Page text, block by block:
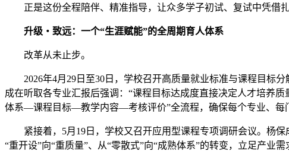
正是这份全程陪伴、精准指导，让众多学子初试、复试中凭借
升级・致远：一个“生涯赋能”的全周期育人体系
改革从未止步。
2026年4月29日至30日，学校召开高质量就业标准与课程目标
成在听取各专业汇报后强调：“课程目标达成度直接决定人才培养
体系—课程目标—教学内容—考核评价”全流程，确保每个专业、每
紧接着，5月19日，学校又召开应用型课程专项调研会议。杨
“重开设”向“重质量”、从“零散式”向“成熟体系”的转变，立足产业